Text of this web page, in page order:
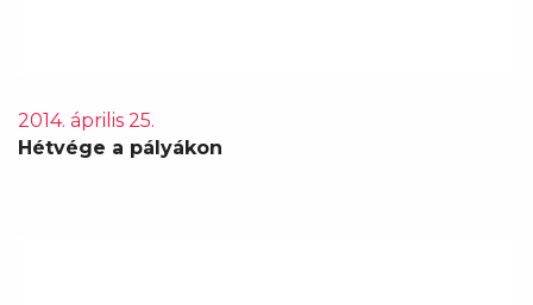
2014. április 25.
Hétvége a pályákon